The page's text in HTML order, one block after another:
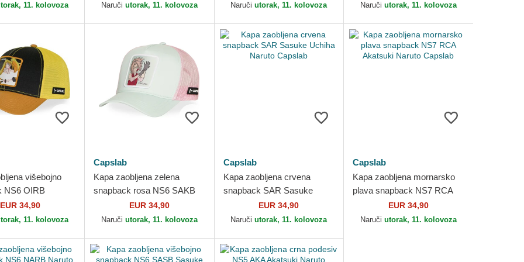
11. kolovoza Naruči utorak, 11. kolovoza Naručiutorak, 11. kolovoza Naruči utorak, 11. kolovoza
višebojno
NS6 OIRB
Naruto
EUR 34,90
11. kolovoza
Capslab
Kapa zaobljena zelena
snapback rosa NS6 SAKB
Sakura Haruno Naruto
Capslab
EUR 34,90
Naruči utorak, 11. kolovoza
Capslab
Kapa zaobljena crvena
snapback SAR Sasuke
Uchiha Naruto Capslab
EUR 34,90
Naručiutorak, 11. kolovoza
Capslab
Kapa zaobljena mornarsko
plava snapback NS7 RCA
Akatsuki Naruto Capslab
EUR 34,90
Naruči utorak, 11. kolovoza